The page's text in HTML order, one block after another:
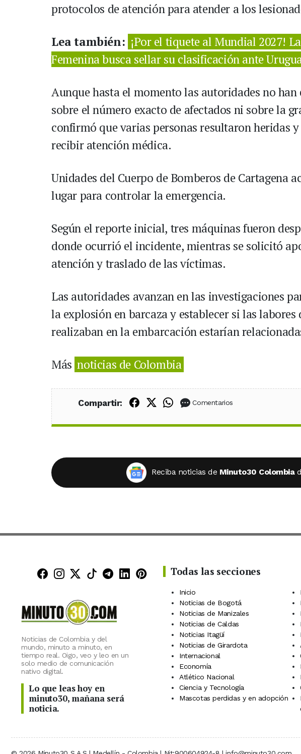
protocolos de atención para atender a los
Lea también: ¡Por el tiquete al Mundial 2027!
Femenina busca sellar su clasificación ante
Aunque hasta el momento las autoridades no
sobre el número exacto de afectados ni sobre la
confirmó que varias personas resultaron heridas
recibir atención médica.
Unidades del Cuerpo de Bomberos de Cartagena
lugar para controlar la emergencia.
Según el reporte inicial, tres máquinas fueron
donde ocurrió el incidente, mientras se solicitó
atención y traslado de las víctimas.
Las autoridades avanzan en las investigaciones
la explosión en barcaza y establecer si las labores
realizaban en la embarcación estarían
Más noticias de Colombia
Compartir: Compartir en Facebook
Compartir en X (Twitter)
Compartir en WhatsApp
Comentarios
Reciba noticias de Minuto30 Colombia
Minuto30 en Facebook
Minuto30 en Instagram
Minuto30 en X (Twitter)
Minuto30 en TikTok
Canal de Minuto30 en Telegram
Minuto30 en LinkedIn
Minuto30 en Pinterest
Noticias de Colombia y del
mundo, minuto a minuto, en
tiempo real. Oigo, veo y leo en un
solo medio de comunicación
nativo digital.
Lo que leas hoy en
minuto30, mañana será
noticia.
Todas las secciones
Inicio
Noticias de Bogotá
Noticias de Manizales
Noticias de Caldas
Noticias Itagüí
Noticias de Girardota
Internacional
Economía
Atlético Nacional
Ciencia y Tecnología
Mascotas perdidas y en adopción